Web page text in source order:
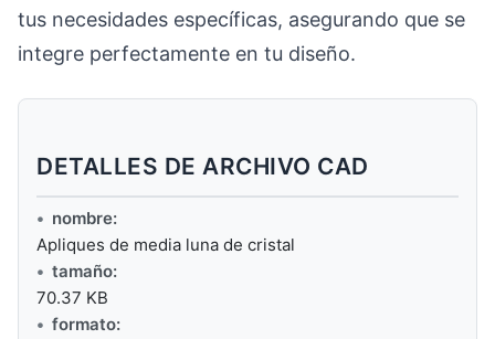
tus necesidades específicas, asegurando que se
integre perfectamente en tu diseño.
DETALLES DE ARCHIVO CAD
nombre:
Apliques de media luna de cristal
tamaño:
70.37 KB
formato: